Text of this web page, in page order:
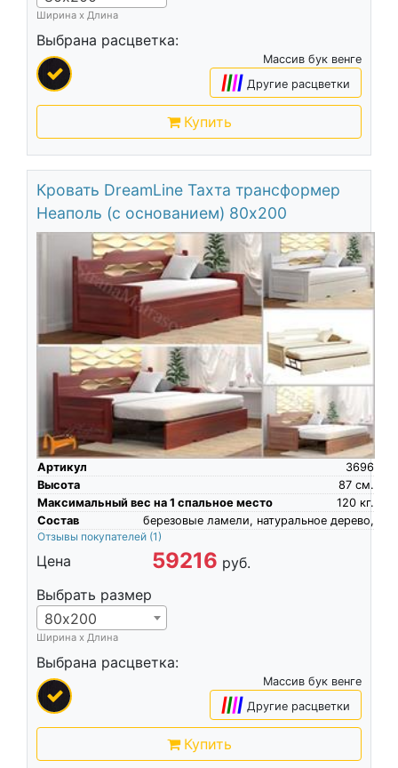
Ширина х Длина
Выбрана расцветка:
Массив бук венге
|||| Другие расцветки
Купить
Кровать DreamLine Тахта трансформер
Неаполь (с основанием) 80х200
Артикул
3696
Высота
см.
87
Максимальный вес на 1 спальное место
кг.
120
Состав
березовые ламели, натуральное дерево,
Отзывы покупателей (1)
Цена 59216 руб.
Выбрать размер
80х200
Ширина х Длина
Выбрана расцветка:
Массив бук венге
|||| Другие расцветки
Купить